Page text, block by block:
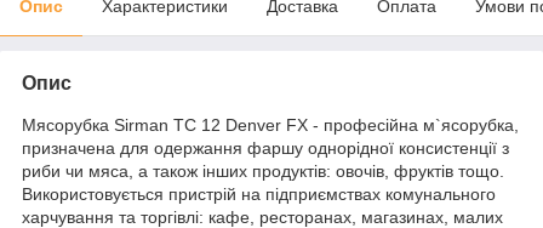
Опис Характеристики Доставка Оплата Умови
Опис
Мясорубка Sirman TC 12 Denver FX - професійна м`ясорубка,
призначена для одержання фаршу однорідної консистенції з
риби чи мяса, а також інших продуктів: овочів, фруктів тощо.
Використовується пристрій на підприємствах комунального
харчування та торгівлі: кафе, ресторанах, магазинах, малих